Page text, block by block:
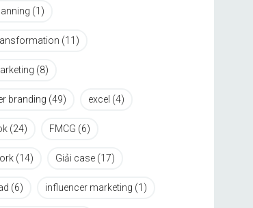
(1)
(11)
(8)
branding (49) excel (4)
(24) FMCG (6)
(14) Giải case (17)
(6) influencer marketing (1)